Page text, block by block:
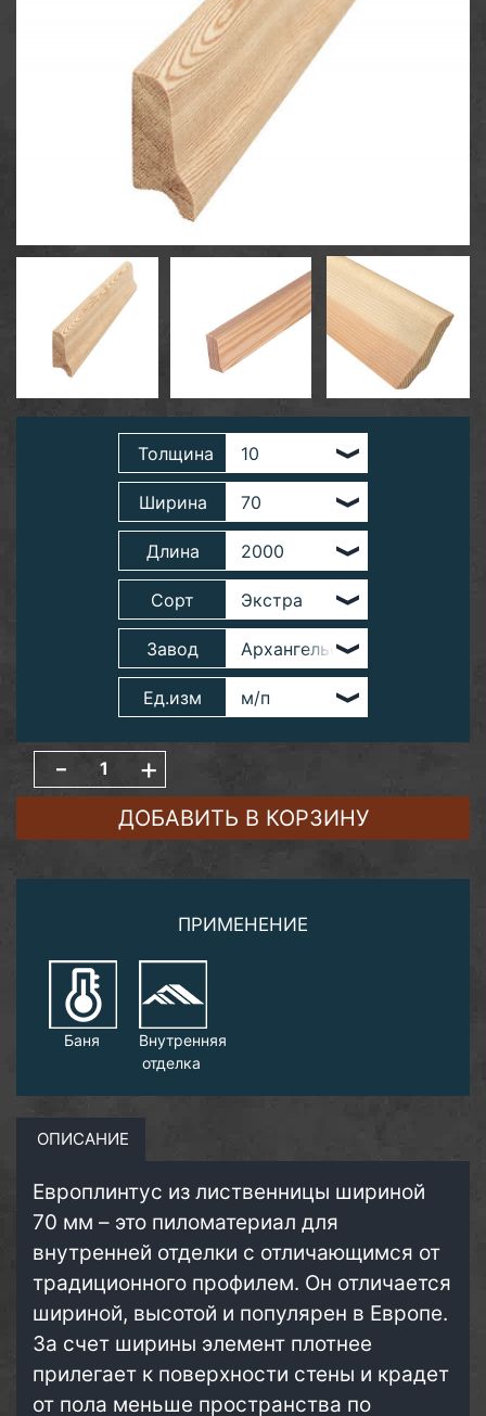
Толщина
Ширина
Длина
Сорт
Завод
Ед.изм
- +
ДОБАВИТЬ В КОРЗИНУ
ПРИМЕНЕНИЕ
Баня
Внутренняя
отделка
ОПИСАНИЕ
Европлинтус из лиственницы шириной
70 мм – это пиломатериал для
внутренней отделки с отличающимся от
традиционного профилем. Он отличается
шириной, высотой и популярен в Европе.
За счет ширины элемент плотнее
прилегает к поверхности стены и крадет
от пола меньше пространства по